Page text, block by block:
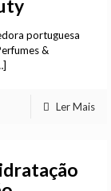
portuguesa
&
Ler Mais